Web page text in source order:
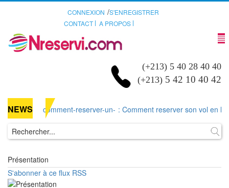
CONNEXION /S'ENREGISTRER
CONTACT
A PROPOS
(+213) 5 40 28 40 40
(+213) 5 42 10 40 42
NEWS comment-reserver-un- : Comment reserver son vol en
Présentation
S'abonner à ce flux RSS